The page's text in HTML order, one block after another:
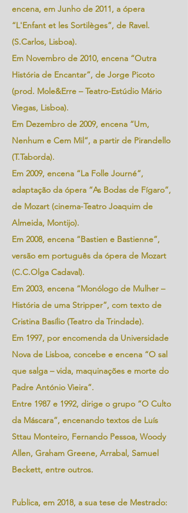
encena, em Junho de 2011, a ópera
“L'Enfant et les Sortilèges”, de Ravel.
(S.Carlos, Lisboa).
Em Novembro de 2010, encena “Outra
História de Encantar”, de Jorge Picoto
(prod. Mole&Erre – Teatro-Estúdio Mário
Viegas, Lisboa).
Em Dezembro de 2009, encena “Um,
Nenhum e Cem Mil”, a partir de Pirandello
(T.Taborda).
Em 2009, encena “La Folle Journé”,
adaptação da ópera “As Bodas de Fígaro”,
de Mozart (cinema-Teatro Joaquim de
Almeida, Montijo).
Em 2008, encena “Bastien e Bastienne”,
versão em português da ópera de Mozart
(C.C.Olga Cadaval).
Em 2003, encena “Monólogo de Mulher –
História de uma Stripper”, com texto de
Cristina Basílio (Teatro da Trindade).
Em 1997, por encomenda da Universidade
Nova de Lisboa, concebe e encena “O sal
que salga – vida, maquinações e morte do
Padre António Vieira”.
Entre 1987 e 1992, dirige o grupo “O Culto
da Máscara”, encenando textos de Luís
Sttau Monteiro, Fernando Pessoa, Woody
Allen, Graham Greene, Arrabal, Samuel
Beckett, entre outros.
Publica, em 2018, a sua tese de Mestrado: